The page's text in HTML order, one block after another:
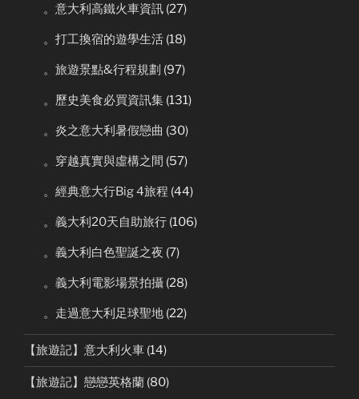
。意大利高鐵火車資訊 (27)
。打工換宿的遊學生活 (18)
。旅遊景點&行程規劃 (97)
。歷史美食必買資訊集 (131)
。炎之意大利暑假戀曲 (30)
。穿越真實與虛構之間 (57)
。經典意大行Big 4旅程 (44)
。義大利20天自助旅行 (106)
。義大利白色聖誕之夜 (7)
。義大利電影場景拍攝 (28)
。走過意大利足球聖地 (22)
【旅遊記】意大利火車 (14)
【旅遊記】戀戀英格蘭 (80)